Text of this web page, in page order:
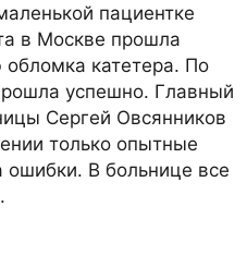
пациентке
в Москве прошла
катетера. По
успешно. Главный
Сергей Овсянников
только опытные
В больнице все